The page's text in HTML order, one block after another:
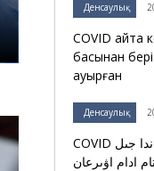
Денсаулық
COVID қайта
басынан
ауырған
Денсаулық
COVID قايتا كەلە مە? قازاقستاندا جىل